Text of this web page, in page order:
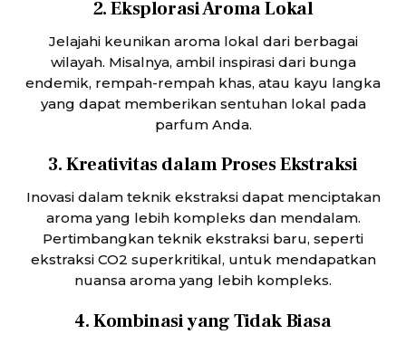
2. Eksplorasi Aroma Lokal
Jelajahi keunikan aroma lokal dari berbagai
wilayah. Misalnya, ambil inspirasi dari bunga
endemik, rempah-rempah khas, atau kayu langka
yang dapat memberikan sentuhan lokal pada
parfum Anda.
3. Kreativitas dalam Proses Ekstraksi
Inovasi dalam teknik ekstraksi dapat menciptakan
aroma yang lebih kompleks dan mendalam.
Pertimbangkan teknik ekstraksi baru, seperti
ekstraksi CO2 superkritikal, untuk mendapatkan
nuansa aroma yang lebih kompleks.
4. Kombinasi yang Tidak Biasa